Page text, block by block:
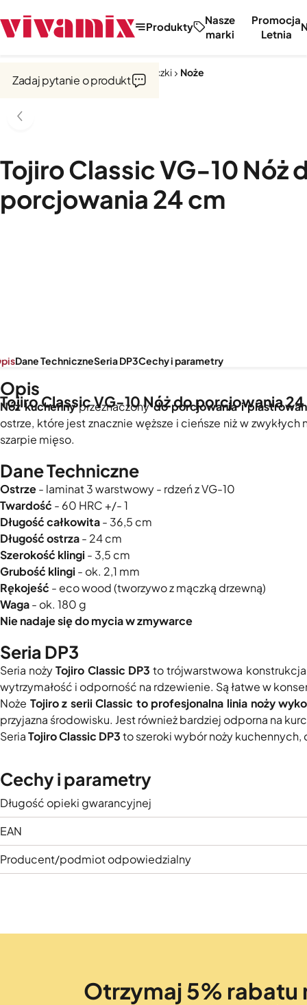
Produkty
Nasze
marki
Promocja
Letnia
Noże, tarki, obieraczki Noże
Tojiro Classic VG-10 Nóż
porcjowania 24 cm
Zadaj pytanie o produkt
Tojiro Classic VG-10 Nóż do porcjowania
Dane TechniczneSeria DP3Cechy i parametry
Opis
Nóż kuchennyprzeznaczonydo porcjowania i
ostrze, które jest znacznie węższe i cieńsze niż w zwykłych
szarpie mięso.
Dane Techniczne
Ostrze- laminat 3 warstwowy - rdzeń z VG-10
Twardość - 60 HRC +/- 1
Długość całkowita- 36,5 cm
Długość ostrza- 24 cm
Szerokość klingi - 3,5 cm
Grubość klingi - ok. 2,1 mm
Rękojeść - eco wood (tworzywo z mączką drzewną)
Waga- ok. 180 g
Nie nadaje się do mycia w zmywarce
Seria DP3
Seria nożyTojiro Classic DP3 to trójwarstwowa
wytrzymałość i odporność na rdzewienie. Są łatwe w
Noże Tojiro z serii Classic to profesjonalna linia noży
przyjazna środowisku. Jest również bardziej odporna na
SeriaTojiro Classic DP3to szeroki wybór noży
Cechy i parametry
Długość opieki gwarancyjnej
EAN
Producent/podmiot odpowiedzialny
Otrzymaj 5% rabatu